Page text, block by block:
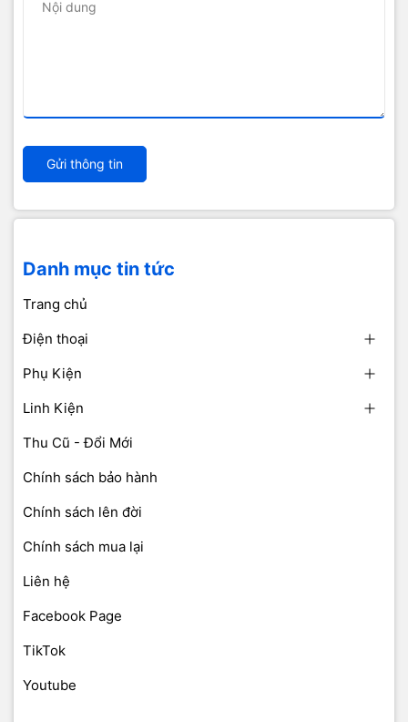
Gửi thông tin
Danh mục tin tức
Trang chủ
Điện thoại
Phụ Kiện
Linh Kiện
Thu Cũ - Đổi Mới
Chính sách bảo hành
Chính sách lên đời
Chính sách mua lại
Liên hệ
Facebook Page
TikTok
Youtube